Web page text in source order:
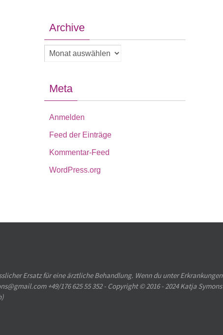
Archive
Archive
Meta
Anmelden
Feed der Einträge
Kommentar-Feed
WordPress.org
Ersatz für eine ärztliche Behandlung. Wenn du unter Erkrankungen
+49/176 625 55 352 - Copyright © 2016 - 2024 Katja Symons